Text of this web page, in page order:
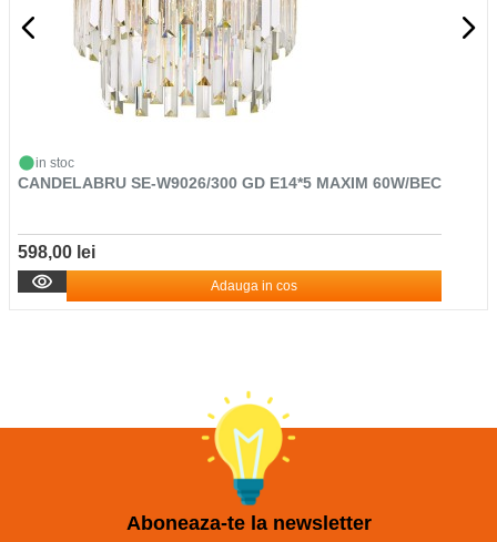
in stoc
CANDELABRU SE-W9026/300 GD E14*5 MAXIM 60W/BEC
598,00 lei
Adauga in cos
Aboneaza-te la newsletter